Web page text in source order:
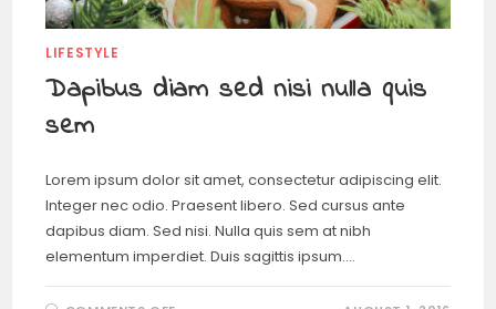
LIFESTYLE
Dapibus diam sed nisi nulla quis
sem
Lorem ipsum dolor sit amet, consectetur adipiscing elit.
Integer nec odio. Praesent libero. Sed cursus ante
dapibus diam. Sed nisi. Nulla quis sem at nibh
elementum imperdiet. Duis sagittis ipsum.…